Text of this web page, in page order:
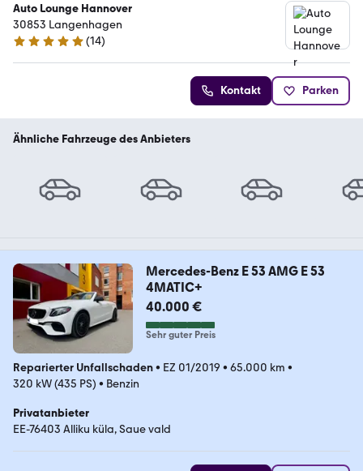
Auto Lounge Hannover
30853 Langenhagen
5 Sterne
(14)
Kontakt Parken
Ähnliche Fahrzeuge des Anbieters
Mercedes-Benz E 53 AMG E 53
4MATIC+
40.000 €
Sehr guter Preis
Reparierter Unfallschaden• EZ 01/2019 • 65.000 km •
320 kW (435 PS) • Benzin
Privatanbieter
EE-76403 Alliku küla, Saue vald